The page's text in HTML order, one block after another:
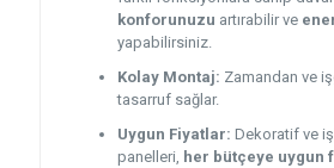
konforunuzu artırabilir ve
yapabilirsiniz.
Kolay Montaj: Zamandan ve
tasarruf sağlar.
Uygun Fiyatlar: Dekoratif ve
panelleri,
her bütçeye uygun